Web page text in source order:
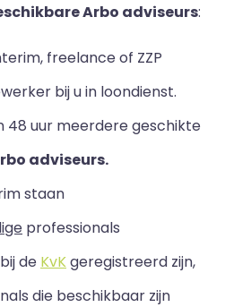
Arbo adviseurs:
freelance of ZZP
bij u in loondienst.
48 uur meerdere geschikte
adviseurs.
staan
professionals
de KvKgeregistreerd zijn,
die beschikbaar zijn